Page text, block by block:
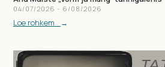
04/07/2026 - 6 /08 /2026
Loe rohkem →